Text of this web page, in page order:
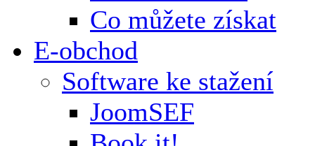
Co můžete získat
E-obchod
Software ke stažení
JoomSEF